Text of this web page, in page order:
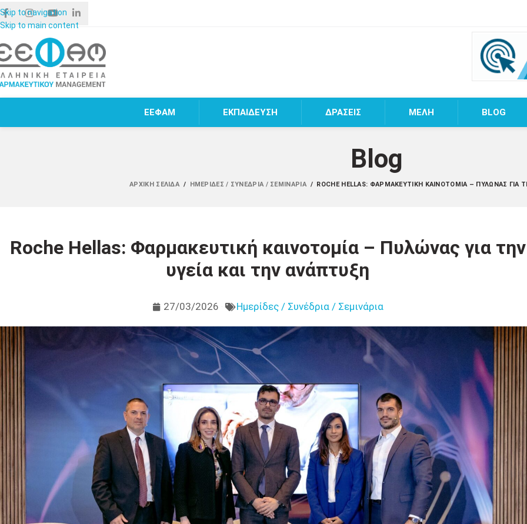
Skip to navigation
Skip to main content
ΕΕΦΑΜ ΕΚΠΑΙΔΕΥΣΗ ΔΡΑΣΕΙΣ MEΛΗ BLOG
Blog
ΑΡΧΙΚΉ ΣΕΛΊΔΑ / ΗΜΕΡΊΔΕΣ / ΣΥΝΈΔΡΙΑ / ΣΕΜΙΝΆΡΙΑ / ROCHE HELLAS: ΦΑΡΜΑΚΕΥΤΙΚΉ ΚΑΙΝΟΤΟΜΊΑ – ΠΥΛΏΝΑΣ ΓΙΑ
Roche Hellas: Φαρμακευτική καινοτομία – Πυλώνας για την
υγεία και την ανάπτυξη
27/03/2026 Ημερίδες / Συνέδρια / Σεμινάρια